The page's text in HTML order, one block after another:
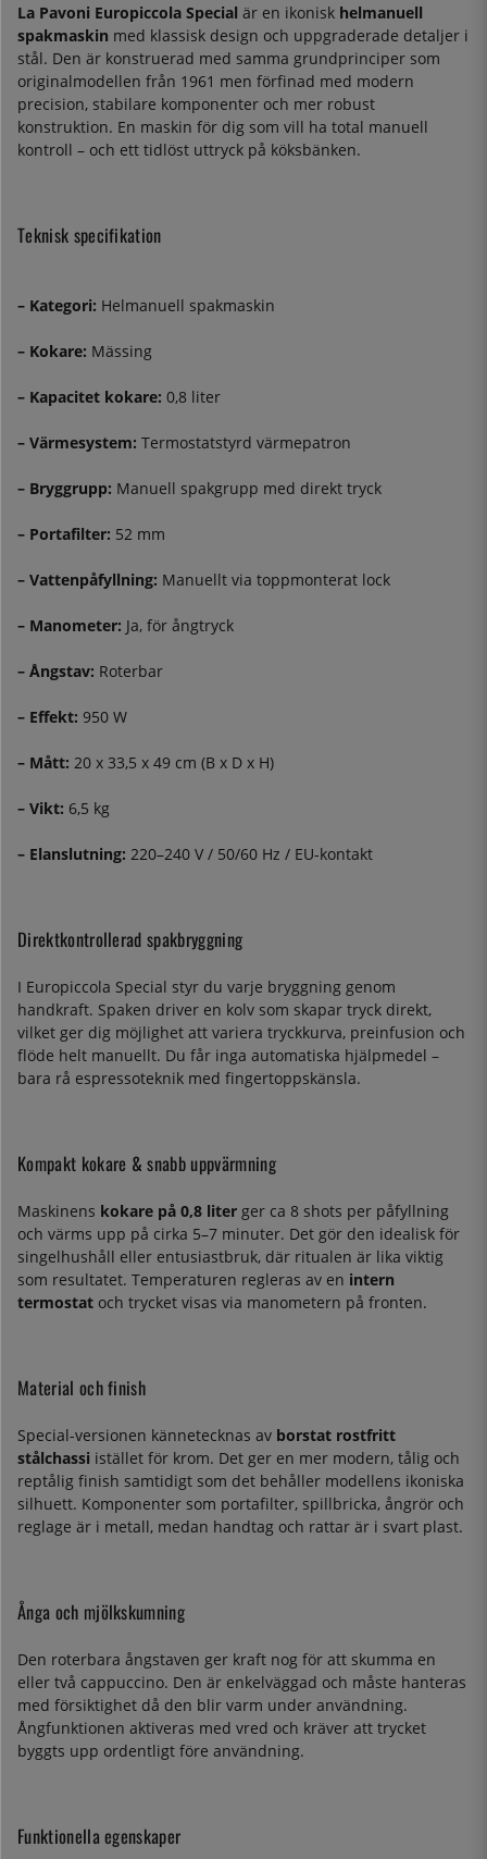
La Pavoni Europiccola Special är en ikonisk helmanuell
spakmaskin med klassisk design och uppgraderade detaljer i
stål. Den är konstruerad med samma grundprinciper som
originalmodellen från 1961 men förfinad med modern
precision, stabilare komponenter och mer robust
konstruktion. En maskin för dig som vill ha total manuell
kontroll – och ett tidlöst uttryck på köksbänken.
Teknisk specifikation
– Kategori: Helmanuell spakmaskin
– Kokare: Mässing
– Kapacitet kokare: 0,8 liter
– Värmesystem: Termostatstyrd värmepatron
– Bryggrupp: Manuell spakgrupp med direkt tryck
– Portafilter: 52 mm
– Vattenpåfyllning: Manuellt via toppmonterat lock
– Manometer: Ja, för ångtryck
– Ångstav: Roterbar
– Effekt: 950 W
– Mått: 20 x 33,5 x 49 cm (B x D x H)
– Vikt: 6,5 kg
– Elanslutning: 220–240 V / 50/60 Hz / EU-kontakt
Direktkontrollerad spakbryggning
I Europiccola Special styr du varje bryggning genom
handkraft. Spaken driver en kolv som skapar tryck direkt,
vilket ger dig möjlighet att variera tryckkurva, preinfusion och
flöde helt manuellt. Du får inga automatiska hjälpmedel –
bara rå espressoteknik med fingertoppskänsla.
Kompakt kokare & snabb uppvärmning
Maskinens kokare på 0,8 liter ger ca 8 shots per påfyllning
och värms upp på cirka 5–7 minuter. Det gör den idealisk för
singelhushåll eller entusiastbruk, där ritualen är lika viktig
som resultatet. Temperaturen regleras av en intern
termostat och trycket visas via manometern på fronten.
Material och finish
Special-versionen kännetecknas av borstat rostfritt
stålchassi istället för krom. Det ger en mer modern, tålig och
reptålig finish samtidigt som det behåller modellens ikoniska
silhuett. Komponenter som portafilter, spillbricka, ångrör och
reglage är i metall, medan handtag och rattar är i svart plast.
Ånga och mjölkskumning
Den roterbara ångstaven ger kraft nog för att skumma en
eller två cappuccino. Den är enkelväggad och måste hanteras
med försiktighet då den blir varm under användning.
Ångfunktionen aktiveras med vred och kräver att trycket
byggts upp ordentligt före användning.
Funktionella egenskaper